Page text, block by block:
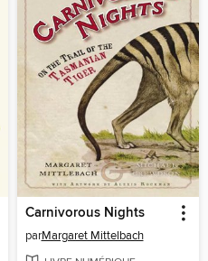
Carnivorous Nights
parMargaret Mittelbach